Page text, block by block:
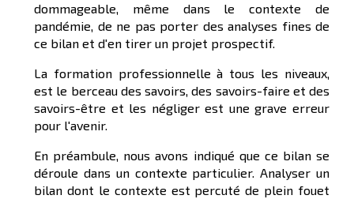
dommageable, même dans le contexte de
pandémie, de ne pas porter des analyses fines de
ce bilan et d'en tirer un projet prospectif.
La formation professionnelle à tous les niveaux,
est le berceau des savoirs, des savoirs-faire et des
savoirs-être et les négliger est une grave erreur
pour l'avenir.
En préambule, nous avons indiqué que ce bilan se
déroule dans un contexte particulier. Analyser un
bilan dont le contexte est percuté de plein fouet